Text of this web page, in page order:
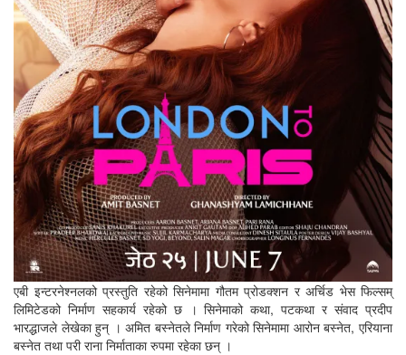
एबी इन्टरनेश्नलको प्रस्तुति रहेको सिनेमामा गौतम प्रोडक्शन र अर्चिड भेस फिल्सम्
लिमिटेडको निर्माण सहकार्य रहेको छ । सिनेमाको कथा, पटकथा र संवाद प्रदीप
भारद्धाजले लेखेका हुन् । अमित बस्नेतले निर्माण गरेको सिनेमामा आरोन बस्नेत, एरियाना
बस्नेत तथा परी राना निर्माताका रुपमा रहेका छन् ।